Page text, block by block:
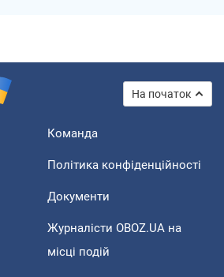
На початок
Команда
Політика конфіденційності
Документи
Журналісти OBOZ.UA на
місці подій